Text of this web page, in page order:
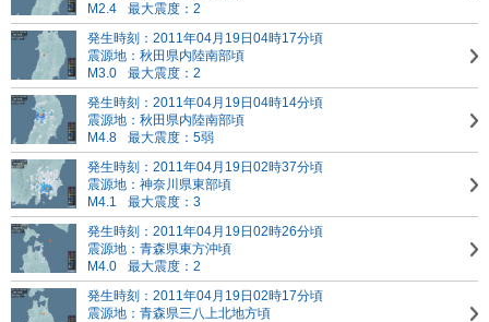
M2.4
最大震度：2
発生時刻：2011年04月19日04時17分頃
震源地：秋田県内陸南部頃
M3.0
最大震度：2
発生時刻：2011年04月19日04時14分頃
震源地：秋田県内陸南部頃
M4.8
最大震度：5弱
発生時刻：2011年04月19日02時37分頃
震源地：神奈川県東部頃
M4.1
最大震度：3
発生時刻：2011年04月19日02時26分頃
震源地：青森県東方沖頃
M4.0
最大震度：2
発生時刻：2011年04月19日02時17分頃
震源地：青森県三八上北地方頃